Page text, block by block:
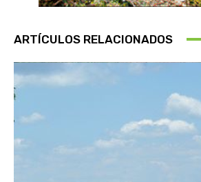
ARTÍCULOS RELACIONADOS